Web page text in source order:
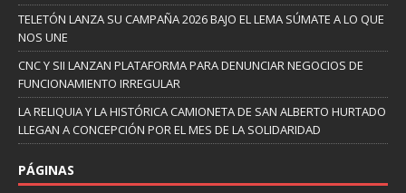
TELETÓN LANZA SU CAMPAÑA 2026 BAJO EL LEMA SÚMATE A LO QUE
NOS UNE
CNC Y SII LANZAN PLATAFORMA PARA DENUNCIAR NEGOCIOS DE
FUNCIONAMIENTO IRREGULAR
LA RELIQUIA Y LA HISTÓRICA CAMIONETA DE SAN ALBERTO HURTADO
LLEGAN A CONCEPCIÓN POR EL MES DE LA SOLIDARIDAD
PÁGINAS